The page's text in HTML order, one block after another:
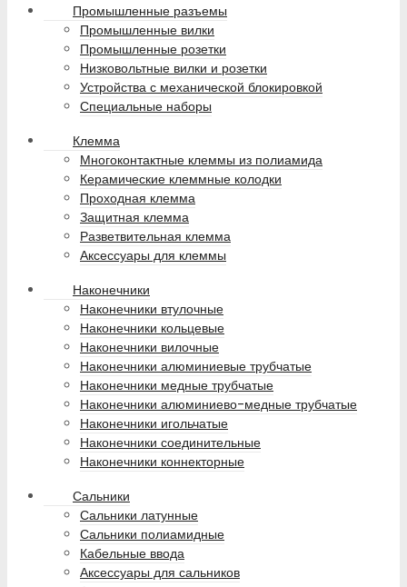
Промышленные разъемы
Промышленные вилки
Промышленные розетки
Низковольтные вилки и розетки
Устройства с механической блокировкой
Специальные наборы
Клемма
Многоконтактные клеммы из полиамида
Керамические клеммные колодки
Проходная клемма
Защитная клемма
Разветвительная клемма
Аксессуары для клеммы
Наконечники
Наконечники втулочные
Наконечники кольцевые
Наконечники вилочные
Наконечники алюминиевые трубчатые
Наконечники медные трубчатые
Наконечники алюминиево-медные трубчатые
Наконечники игольчатые
Наконечники соединительные
Наконечники коннекторные
Сальники
Сальники латунные
Сальники полиамидные
Кабельные ввода
Аксессуары для сальников